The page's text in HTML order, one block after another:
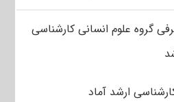
گروه علوم انسانی کارشناسی
ارشد آماد